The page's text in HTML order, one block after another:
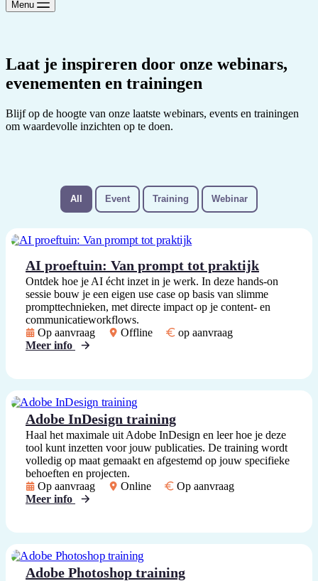
Menu
Laat je inspireren door onze webinars,
evenementen en trainingen
Blijf op de hoogte van onze laatste webinars, events en trainingen
om waardevolle inzichten op te doen.
All Event Training Webinar
AI proeftuin: Van prompt tot praktijk
Ontdek hoe je AI écht inzet in je werk. In deze hands-on
sessie bouw je een eigen use case op basis van slimme
prompttechnieken, met directe impact op je content- en
communicatieworkflows.
Op aanvraag
Offline
op aanvraag
Meer info
Adobe InDesign training
Haal het maximale uit Adobe InDesign en leer hoe je deze
tool kunt inzetten voor jouw publicaties. De training wordt
volledig op maat gemaakt en afgestemd op jouw specifieke
behoeften en projecten.
Op aanvraag
Online
Op aanvraag
Meer info
Adobe Photoshop training